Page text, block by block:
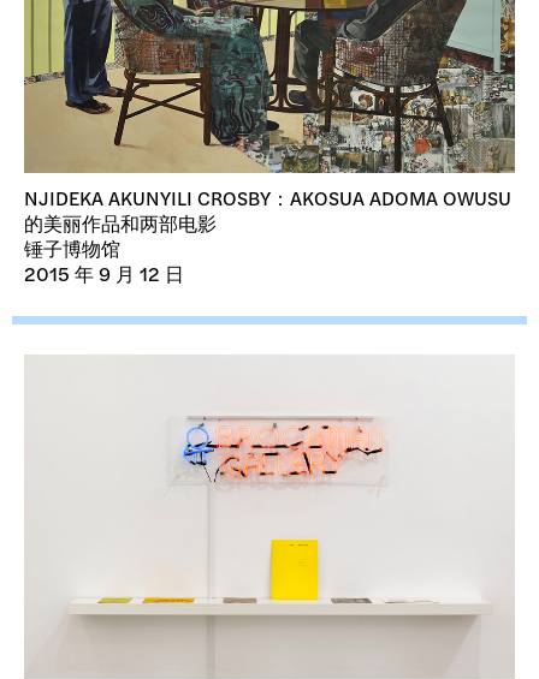
NJIDEKA AKUNYILI CROSBY：AKOSUA ADOMA OWUSU
的美丽作品和两部电影
锤子博物馆
2015 年 9 月 12 日